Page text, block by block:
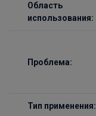
Область
использования:
Проблема:
Тип применения: